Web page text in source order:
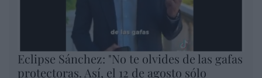
Eclipse Sánchez: "No te olvides de las gafas
protectoras. Así, el 12 de agosto sólo